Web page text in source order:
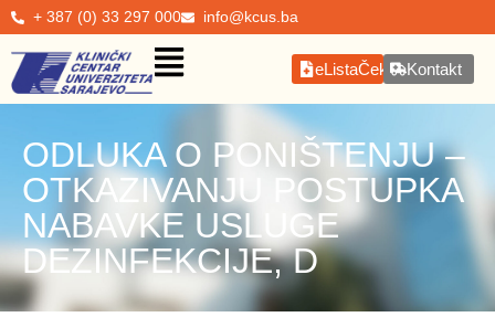
+ 387 (0) 33 297 000 info@kcus.ba
eListaČekanjaKontakt
ODLUKA O PONIŠTENJU –
OTKAZIVANJU POSTUPKA
NABAVKE USLUGE
DEZINFEKCIJE, D